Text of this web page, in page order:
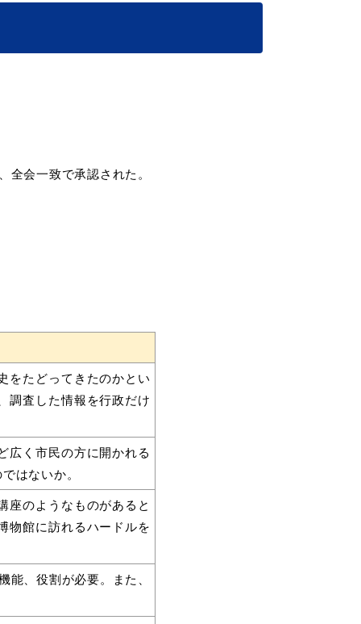
会一致で承認された。
をたどってきたのかとい
調査した情報を行政だけ
広く市民の方に開かれる
はないか。
座のようなものがあると
物館に訪れるハードルを
、役割が必要。また、